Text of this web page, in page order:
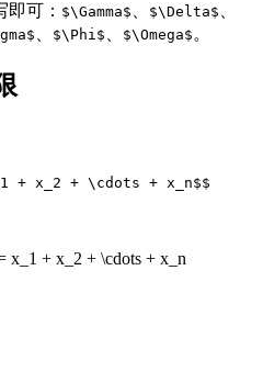
可： $\Gamma$ $\Delta$
$\Phi$ $\Omega$ 。
+ x_2 + \cdots + x_n